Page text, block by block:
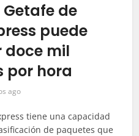
de
puede
doce mil
por hora
ago
tiene una capacidad
de paquetes que